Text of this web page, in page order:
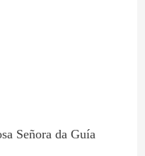
Señora da Guía